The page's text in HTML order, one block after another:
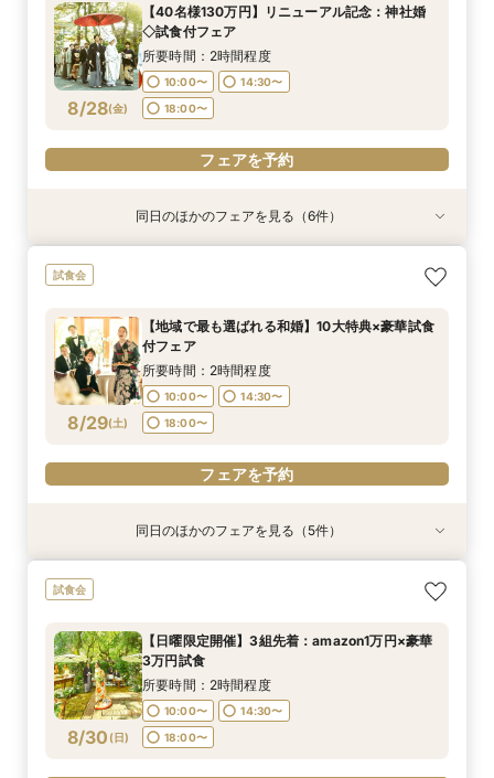
8/27( 木)
10:00〜
18:00〜
フェアを予約
8/27( 木)
10:00〜
18:00〜
フェアを予約
8/27( 木)
10:00〜
18:00〜
フェアを予約
8/27( 木)
10:00〜
18:00〜
フェアを予約
8/27( 木)
10:00〜
18:30〜
フェアを予約
8/27( 木)
10:00〜
18:30〜
フェアを予約
8/28(金)
【40名様130万円】リニューアル記念：神社婚
◇試食付フェア
所要時間：2時間程度
10:00〜
14:30〜
18:00〜
フェアを予約
8/28(金)
【神社挙式＋写真のお客様へ：30万円】試食付
10:00〜
18:00〜
フェアを予約
8/28(金)
【親族婚希望のお客様へ：20名様58万円】試食
10:00〜
18:00〜
フェアを予約
8/28(金)
【家族婚希望のお客様へ10名様48万円】試食付
10:00〜
18:00〜
フェアを予約
8/28(金)
【和装でのお写真婚のお客様へ：2万5千円】試
10:00〜
18:00〜
フェアを予約
8/28(金)
【平日限定和装の結婚式案内60分完結！】時短
10:00〜
18:30〜
フェアを予約
8/28(金)
【平日限定フルコース試食付き】3万4千円の豪
10:00〜
18:30〜
フェアを予約
同日のほかのフェアを見る（6件）
試食会
8/29(土)
【地域で最も選ばれる和婚】10大特典×豪華試食
付フェア
所要時間：2時間程度
10:00〜
14:30〜
18:00〜
フェアを予約
8/29(土)
【神社挙式＋写真のお客様へ：30万円】試食付
10:00〜
18:00〜
フェアを予約
8/29(土)
【親族婚希望のお客様へ：20名様58万円】試食
10:00〜
18:00〜
フェアを予約
8/29(土)
【家族婚希望のお客様へ10名様48万円】試食付
10:00〜
18:00〜
フェアを予約
8/29(土)
【40名様130万円】リニューアル記念：神社婚
10:00〜
18:00〜
フェアを予約
8/29(土)
【和装でのお写真婚のお客様へ：2万5千円】試
10:00〜
18:00〜
フェアを予約
同日のほかのフェアを見る（5件）
試食会
8/30 (日)
【日曜限定開催】3組先着：amazon1万円×豪華
3万円試食
所要時間：2時間程度
10:00〜
14:30〜
18:00〜